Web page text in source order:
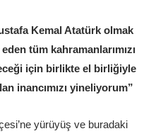
Kemal Atatürk olmak
tüm kahramanlarımızı
için birlikte el birliğiyle
inancımızı yineliyorum”
yürüyüş ve buradaki